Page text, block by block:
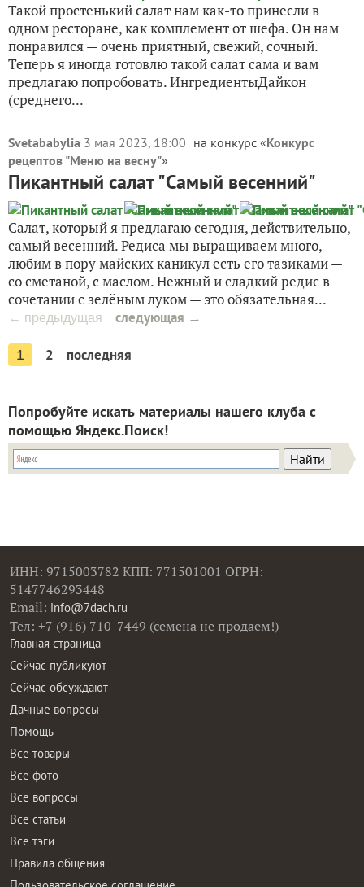
Такой простенький салат нам как-то принесли в
одном ресторане, как комплемент от шефа. Он нам
понравился — очень приятный, свежий, сочный.
Теперь я иногда готовлю такой салат сама и вам
предлагаю попробовать. ИнгредиентыДайкон
(среднего...
Svetababylia 3 мая 2023, 18:00 на конкурс «Конкурс
рецептов "Меню на весну"»
Пикантный салат "Самый весенний"
Салат, который я предлагаю сегодня, действительно,
самый весенний. Редиса мы выращиваем много,
любим в пору майских каникул есть его тазиками —
со сметаной, с маслом. Нежный и сладкий редис в
сочетании с зелёным луком — это обязательная...
← предыдущая следующая →
1 2 последняя
Попробуйте искать материалы нашего клуба с
помощью Яндекс.Поиск!
ИНН: 9715003782 КПП: 771501001 ОГРН:
5147746293448
Email: info@7dach.ru
Тел: +7 (916) 710-7449 (семена не продаем!)
Главная страница
Сейчас публикуют
Сейчас обсуждают
Дачные вопросы
Помощь
Все товары
Все фото
Все вопросы
Все статьи
Все тэги
Правила общения